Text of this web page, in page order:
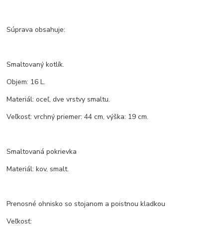
Súprava obsahuje:
Smaltovaný kotlík.
Objem: 16 L.
Materiál: oceľ, dve vrstvy smaltu.
Veľkosť: vrchný priemer: 44 cm, výška: 19 cm.
Smaltovaná pokrievka
Materiál: kov, smalt.
Prenosné ohnisko so stojanom a poistnou kladkou
Veľkosť: